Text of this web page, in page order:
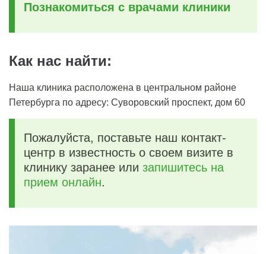
Познакомиться с врачами клиники
Как нас найти:
Наша клиника расположена в центральном районе
Петербурга по адресу: Суворовский проспект, дом 60
Пожалуйста, поставьте наш контакт-
центр в известность о своем визите в
клинику заранее или запишитесь на
прием онлайн.